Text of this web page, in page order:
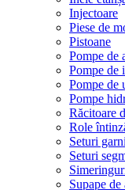
Injectoare
Piese de
Pistoane
Pompe de
Pompe de
Pompe de
Pompe
Răcitoare
Role
Seturi
Seturi
Supape de